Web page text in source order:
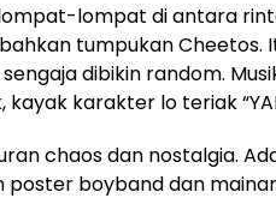
lompat di antara
tumpukan Cheetos.
dibikin random.
karakter lo teriak
chaos dan nostalgia.
boyband dan